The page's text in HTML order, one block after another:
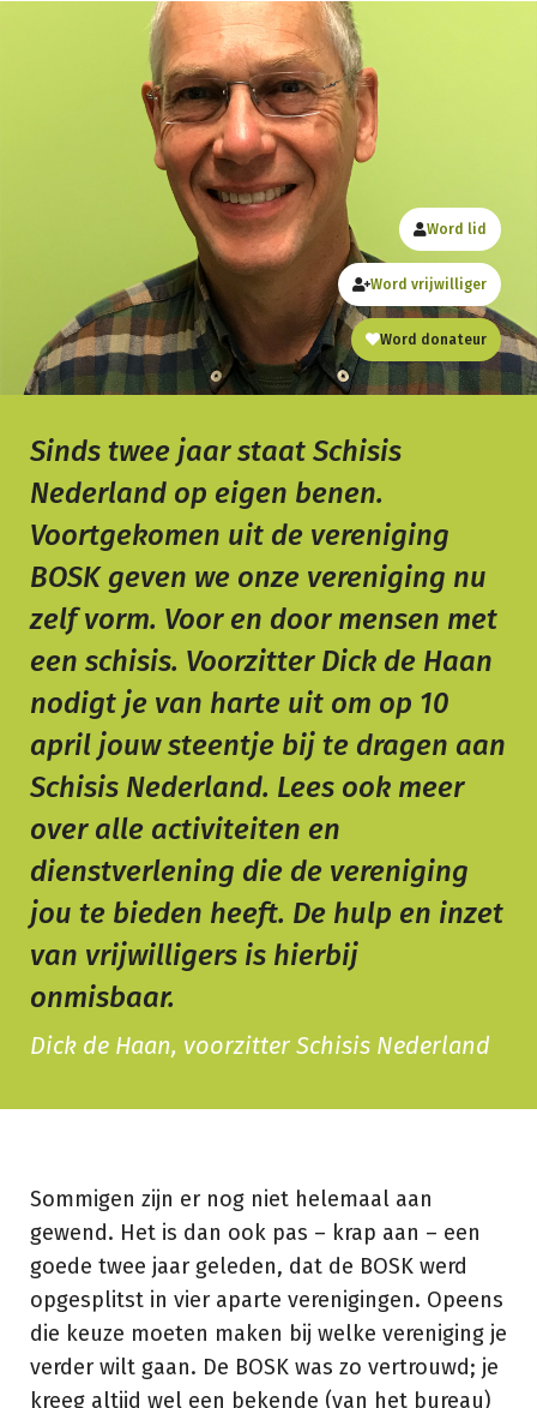
Word lid
Word vrijwilliger
Word donateur
Sinds twee jaar staat Schisis
Nederland op eigen benen.
Voortgekomen uit de vereniging
BOSK geven we onze vereniging nu
zelf vorm. Voor en door mensen met
een schisis. Voorzitter Dick de Haan
nodigt je van harte uit om op 10
april jouw steentje bij te dragen aan
Schisis Nederland. Lees ook meer
over alle activiteiten en
dienstverlening die de vereniging
jou te bieden heeft. De hulp en inzet
van vrijwilligers is hierbij
onmisbaar.
Dick de Haan, voorzitter Schisis Nederland
Sommigen zijn er nog niet helemaal aan
gewend. Het is dan ook pas – krap aan – een
goede twee jaar geleden, dat de BOSK werd
opgesplitst in vier aparte verenigingen. Opeens
die keuze moeten maken bij welke vereniging je
verder wilt gaan. De BOSK was zo vertrouwd; je
kreeg altijd wel een bekende (van het bureau)